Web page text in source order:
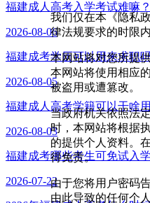
我们仅在本《隐私
律法规要求的时限
本网站将对您所提
本网站将使用相应
被盗用或遭篡改。
当政府机关依照法
时，本网站将根据
的提供个人资料。
得免责。
由于您将用户密码
由此导致的任何个
福建成人高考入学考试难嘛？
2026-08-06
福建成考学历可以用来求职
2026-08-05
福建成人高考学籍可以干啥
2026-08-03
福建成考哪些考生可免试入
2026-07-22